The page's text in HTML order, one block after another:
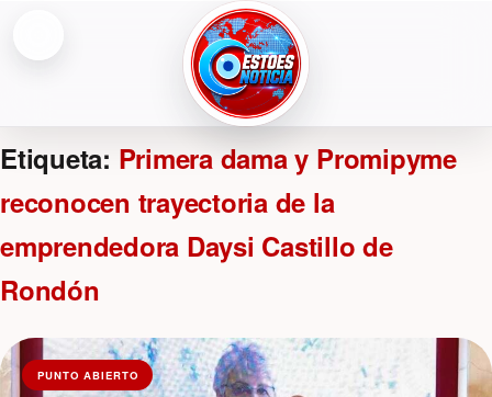
ESTOESNOTICIA|NOTICIAS
Etiqueta: Primera dama y Promipyme
reconocen trayectoria de la
emprendedora Daysi Castillo de
Rondón
PUNTO ABIERTO